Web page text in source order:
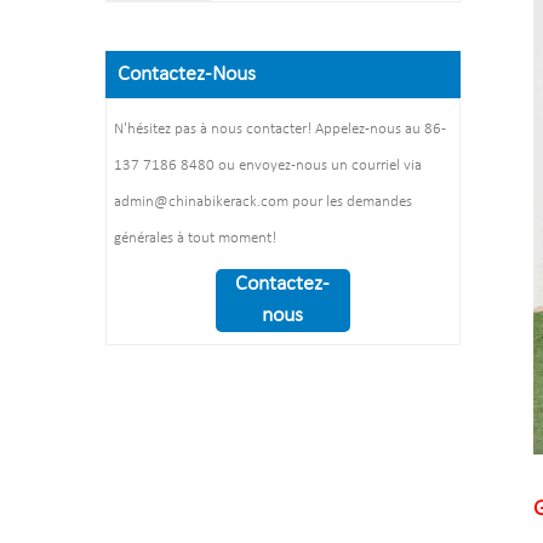
Poids net : 38 KG
Finition: revêtement en
chaud/polissage
électrolytique
Taille d'emballage :
Poids : 370 kg/ensemble
polissage
Contactez-Nous
N'hésitez pas à nous contacter! Appelez-nous au 86-
137 7186 8480 ou envoyez-nous un courriel via
admin@chinabikerack.com pour les demandes
générales à tout moment!
Contactez-
nous